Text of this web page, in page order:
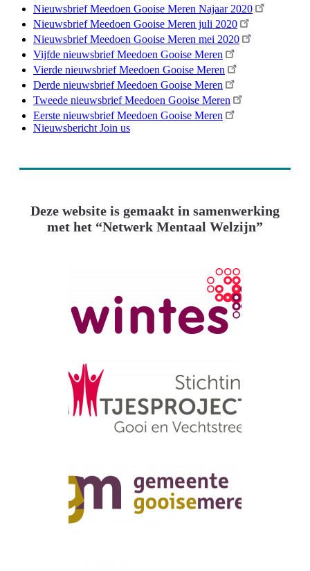
Nieuwsbrief Meedoen Gooise Meren Najaar 2020
Nieuwsbrief Meedoen Gooise Meren juli 2020
Nieuwsbrief Meedoen Gooise Meren mei 2020
Vijfde nieuwsbrief Meedoen Gooise Meren
Vierde nieuwsbrief Meedoen Gooise Meren
Derde nieuwsbrief Meedoen Gooise Meren
Tweede nieuwsbrief Meedoen Gooise Meren
Eerste nieuwsbrief Meedoen Gooise Meren
Nieuwsbericht Join us
Deze website is gemaakt in samenwerking
met het “Netwerk Mentaal Welzijn”